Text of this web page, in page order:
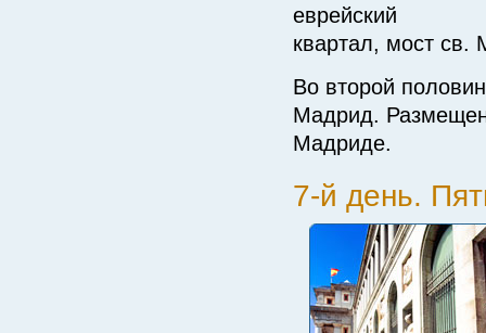
еврейский
квартал, мост св.
Во второй
Мадрид.
Мадриде.
7-й день.